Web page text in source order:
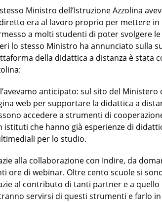
Ministro dell’Istruzione Azzolina
era al lavoro proprio per mettere
a molti studenti di poter svolgere
lo stesso Ministro ha annunciato sulla
della didattica a distanza è stata
anticipato: sul sito del
web per supportare la didattica a
accedere a strumenti di
istituti che hanno già esperienze di
per lo studio.
alla collaborazione con Indire, da
ore di webinar. Oltre cento scuole si
al contributo di tanti partner e a
servirsi di questi strumenti e farlo